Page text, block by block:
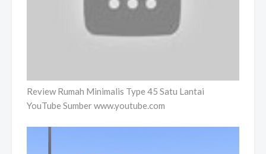
Review Rumah Minimalis Type 45 Satu Lantai
YouTube Sumber www.youtube.com